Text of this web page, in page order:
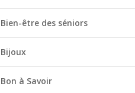
Bien-être des séniors
Bijoux
Bon à Savoir